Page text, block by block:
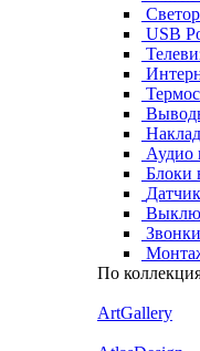
USB
Аудио
Блоки
По
ArtGallery